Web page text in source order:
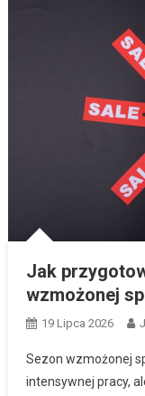
Jak
wzmożonej
19 Lipca 2026
Sezon wzmożonej
intensywnej pracy,